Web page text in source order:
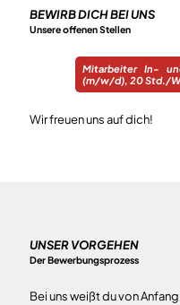
UNSER VORGEHEN
Der Bewerbungsprozess
Bei uns weißt du von
BEWIRB DICH BEI UNS
Unsere offenen Stellen
Mitarbeiter In-
(m/w/d), 20 Std./
Wir freuen uns auf dich!